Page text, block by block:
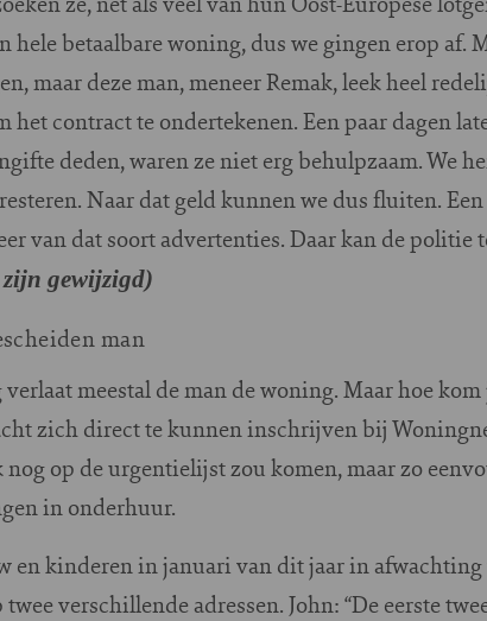
hele betaalbare woning, dus we gingen erop af.
maar deze man, meneer Remak, leek heel
het contract te ondertekenen. Een paar dagen
deden, waren ze niet erg behulpzaam. We
Naar dat geld kunnen we dus fluiten.
van dat soort advertenties. Daar kan de politie
gewijzigd)
man
meestal de man de woning. Maar hoe
zich direct te kunnen inschrijven bij
op de urgentielijst zou komen, maar zo
in onderhuur.
en kinderen in januari van dit jaar in afwachting
verschillende adressen. John: “De eerste